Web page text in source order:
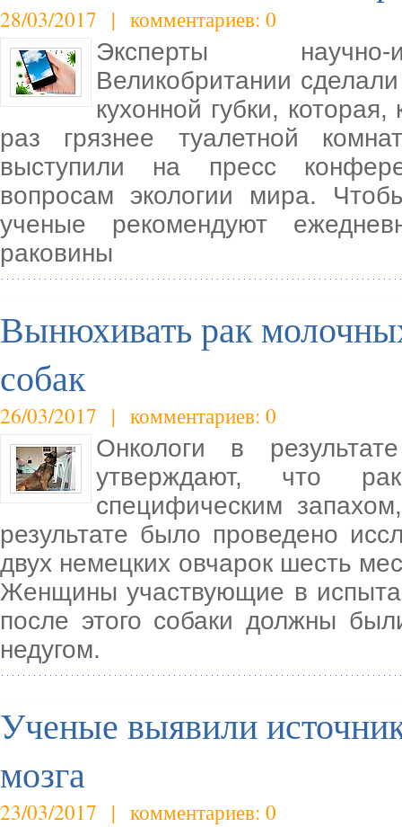
28/03/2017 | комментариев: 0
Эксперты научно-
Великобритании
кухонной губки,
раз грязнее туалетной
выступили на пресс
вопросам экологии мира.
ученые рекомендуют
раковины
Вынюхивать рак
собак
26/03/2017 | комментариев: 0
Онкологи в
утверждают, что
специфическим
результате было проведено
двух немецких овчарок шесть
Женщины участвующие в
после этого собаки должны
недугом.
Ученые выявили
мозга
23/03/2017 | комментариев: 0